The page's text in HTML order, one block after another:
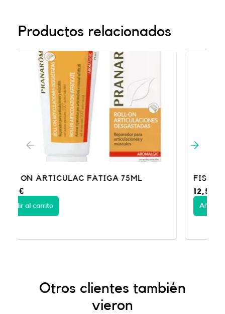
Productos relacionados
FISIOCREM GEL ACTIVE 60 ML
Añadir al carrito
Otros clientes también
vieron